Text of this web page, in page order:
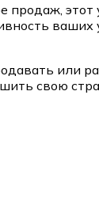
продаж, этот
ваших
или
свою